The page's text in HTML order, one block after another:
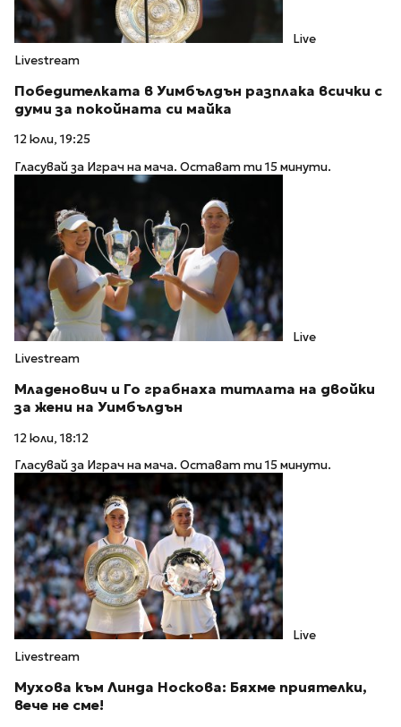
Live
Livestream
Победителката в Уимбълдън разплака всички с
думи за покойната си майка
12 юли, 19:25
Гласувай за Играч на мача. Остават ти 15 минути.
Live
Livestream
Младенович и Го грабнаха титлата на двойки
за жени на Уимбълдън
12 юли, 18:12
Гласувай за Играч на мача. Остават ти 15 минути.
Live
Livestream
Мухова към Линда Носкова: Бяхме приятелки,
вече не сме!